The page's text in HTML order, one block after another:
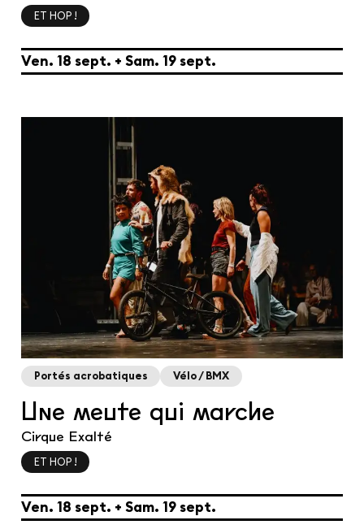
ET HOP !
du
vendredi
Ven. 18 septembre
sept. +au
samedi
Sam. 19septembre
sept.
Portés acrobatiques Vélo / BMX
Une meute qui marche
Cirque Exalté
ET HOP !
du
vendredi
Ven. 18 septembre
sept. +au
samedi
Sam. 19septembre
sept.